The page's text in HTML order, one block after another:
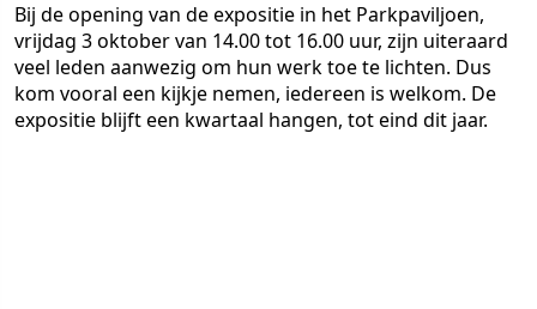
Bij de opening van de expositie in het Parkpaviljoen,
vrijdag 3 oktober van 14.00 tot 16.00 uur, zijn uiteraard
veel leden aanwezig om hun werk toe te lichten. Dus
kom vooral een kijkje nemen, iedereen is welkom. De
expositie blijft een kwartaal hangen, tot eind dit jaar.